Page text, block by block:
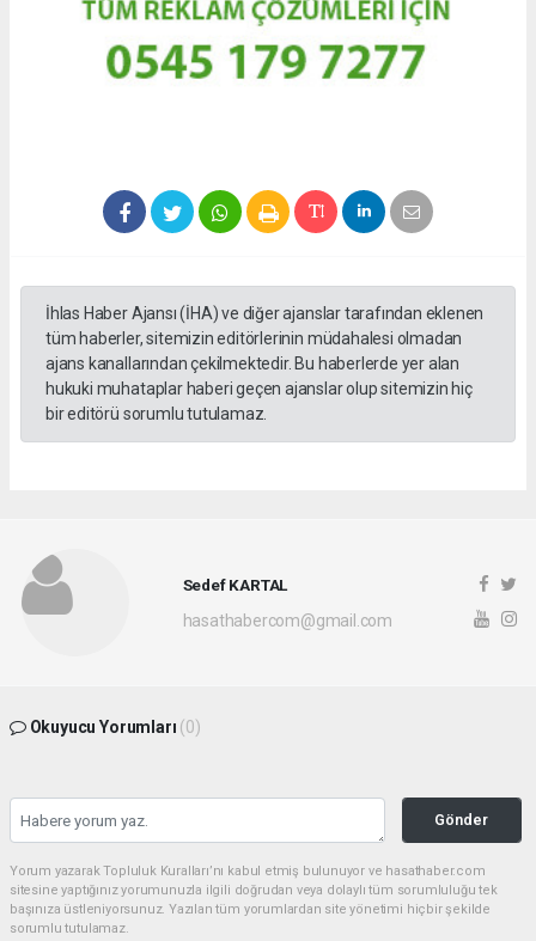
İhlas Haber Ajansı (İHA) ve diğer ajanslar tarafından eklenen
tüm haberler, sitemizin editörlerinin müdahalesi olmadan
ajans kanallarından çekilmektedir. Bu haberlerde yer alan
hukuki muhataplar haberi geçen ajanslar olup sitemizin hiç
bir editörü sorumlu tutulamaz.
Sedef KARTAL
hasathabercom@gmail.com
Okuyucu Yorumları (0)
Gönder
Yorum yazarak Topluluk Kuralları’nı kabul etmiş bulunuyor ve hasathaber.com
sitesine yaptığınız yorumunuzla ilgili doğrudan veya dolaylı tüm sorumluluğu tek
başınıza üstleniyorsunuz. Yazılan tüm yorumlardan site yönetimi hiçbir şekilde
sorumlu tutulamaz.